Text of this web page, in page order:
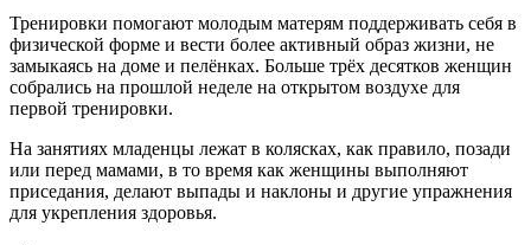
Тренировки помогают молодым матерям поддерживать себя в
физической форме и вести более активный образ жизни, не
замыкаясь на доме и пелёнках. Больше трёх десятков женщин
собрались на прошлой неделе на открытом воздухе для
первой тренировки.
На занятиях младенцы лежат в колясках, как правило, позади
или перед мамами, в то время как женщины выполняют
приседания, делают выпады и наклоны и другие упражнения
для укрепления здоровья.